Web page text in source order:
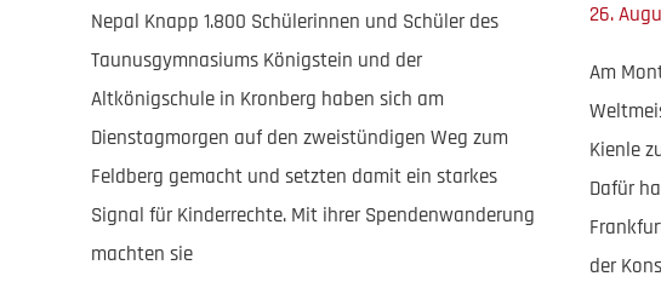
Nepal Knapp 1.800 Schülerinnen und Schüler des
Taunusgymnasiums Königstein und der
Altkönigschule in Kronberg haben sich am
Dienstagmorgen auf den zweistündigen Weg zum
Feldberg gemacht und setzten damit ein starkes
Signal für Kinderrechte. Mit ihrer Spendenwanderung
machten sie
26.
Am
Kienle
Dafür
der